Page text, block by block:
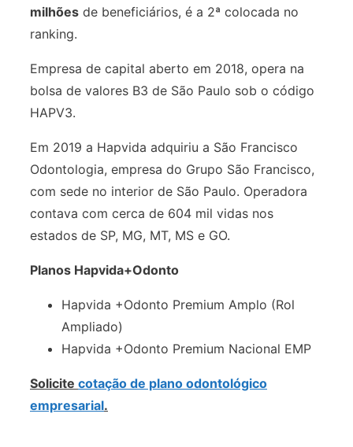
milhões de beneficiários, é a 2ª colocada no
ranking.
Empresa de capital aberto em 2018, opera na
bolsa de valores B3 de São Paulo sob o código
HAPV3.
Em 2019 a Hapvida adquiriu a São Francisco
Odontologia, empresa do Grupo São Francisco,
com sede no interior de São Paulo. Operadora
contava com cerca de 604 mil vidas nos
estados de SP, MG, MT, MS e GO.
Planos Hapvida+Odonto
Hapvida +Odonto Premium Amplo (Rol
Ampliado)
Hapvida +Odonto Premium Nacional EMP
Solicite cotação de plano odontológico
empresarial.